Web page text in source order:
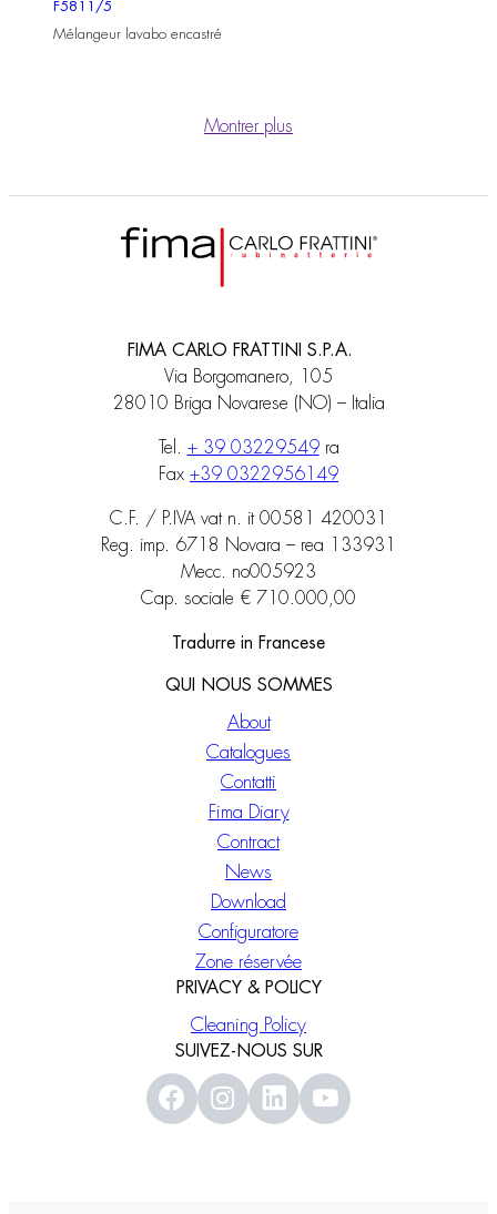
F5811/5
Mélangeur lavabo encastré
Montrer plus
FIMA CARLO FRATTINI S.P.A.
Via Borgomanero, 105
28010 Briga Novarese (NO) – Italia
Tel. + 39 03229549ra
Fax +39 0322956149
C.F. / P.IVA vat n. it 00581 420031
Reg. imp. 6718 Novara – rea 133931
Mecc. no005923
Cap. sociale € 710.000,00
Tradurre in Francese
QUI NOUS SOMMES
About
Catalogues
Contatti
Fima Diary
Contract
News
Download
Configuratore
Zone réservée
PRIVACY & POLICY
Cleaning Policy
SUIVEZ-NOUS SUR